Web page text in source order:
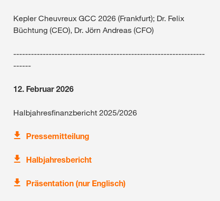
Kepler Cheuvreux GCC 2026 (Frankfurt); Dr. Felix
Büchtung (CEO), Dr. Jörn Andreas (CFO)
-----------------------------------------------------------------
------
12. Februar 2026
Halbjahresfinanzbericht 2025/2026
Pressemitteilung
Halbjahresbericht
Präsentation (nur Englisch)